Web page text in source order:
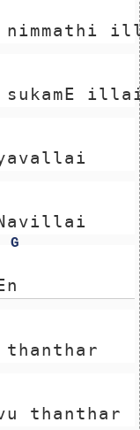
nimmathi
sukamE
G
thanthar
thanthar